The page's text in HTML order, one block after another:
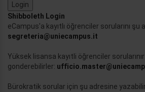
Shibboleth Login
eCampus'a kayıtlı öğrenciler sorularını
segreteria@uniecampus.it
Yüksek lisansa kayıtli öğrenciler
gonderebilirler:
Bürokratik sorular için şu adresine